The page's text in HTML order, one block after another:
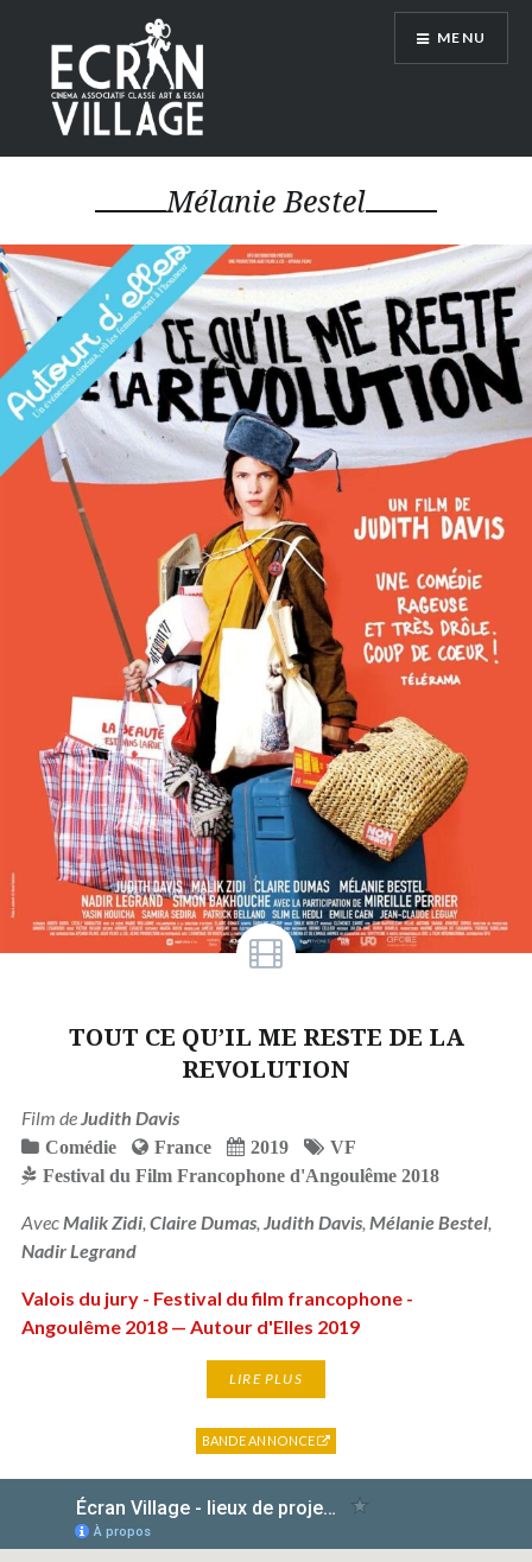
contenu
principal
ÉCRAN VILLAGE
MENU
Mélanie Bestel
TOUT CE QU’IL ME RESTE DE LA
REVOLUTION
Film de Judith Davis
Comédie France 2019
VF
Festival du Film Francophone d'Angoulême 2018
Avec Malik Zidi, Claire Dumas, Judith Davis, Mélanie Bestel,
Nadir Legrand
Valois du jury - Festival du film francophone -
Angoulême 2018 — Autour d'Elles 2019
LIRE PLUS
BANDE ANNONCE